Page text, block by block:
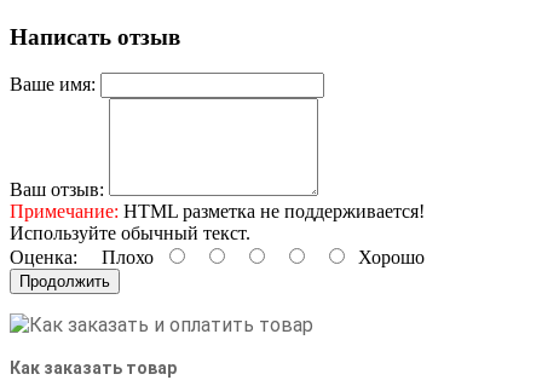
Написать отзыв
Ваше имя:
Ваш отзыв:
Примечание: HTML разметка не поддерживается!
Используйте обычный текст.
Оценка: Плохо Хорошо
Продолжить
Как заказать товар